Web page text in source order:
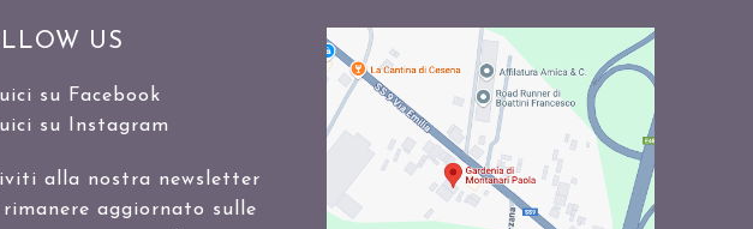
US
su Facebook
su Instagram
alla nostra newsletter
rimanere aggiornato sulle